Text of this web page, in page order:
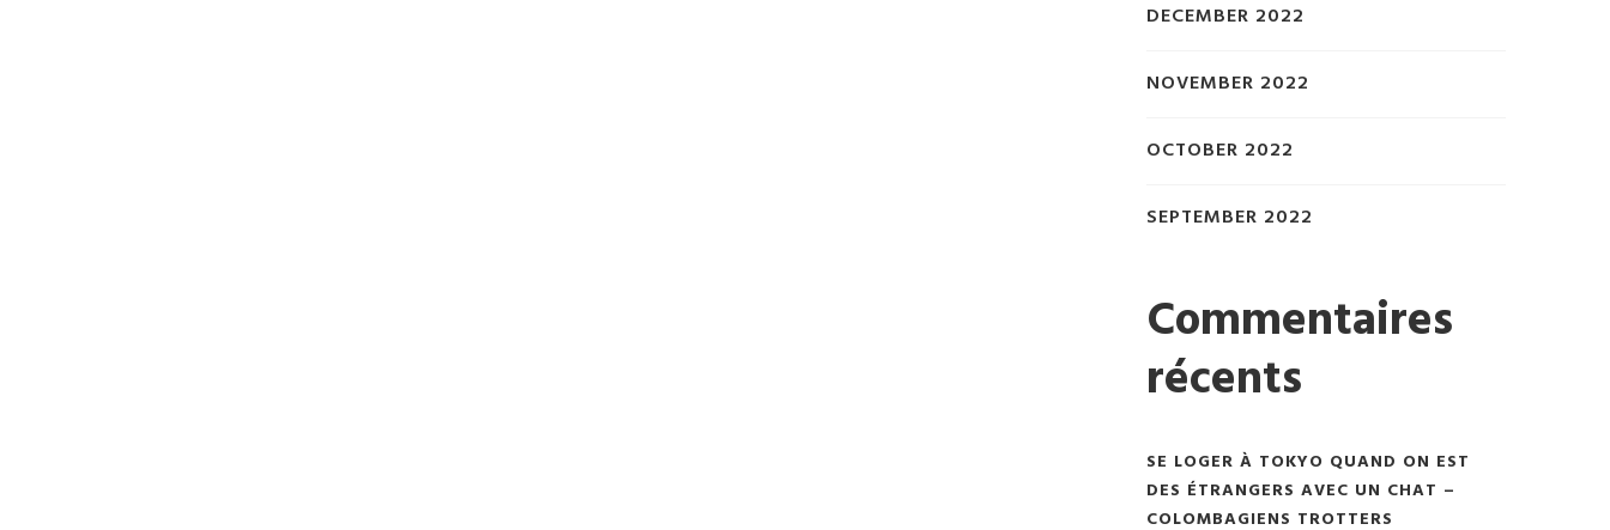
DECEMBER 2022
NOVEMBER 2022
OCTOBER 2022
SEPTEMBER 2022
Commentaires
récents
SE LOGER À TOKYO QUAND ON EST
DES ÉTRANGERS AVEC UN CHAT –
COLOMBAGIENS TROTTERS